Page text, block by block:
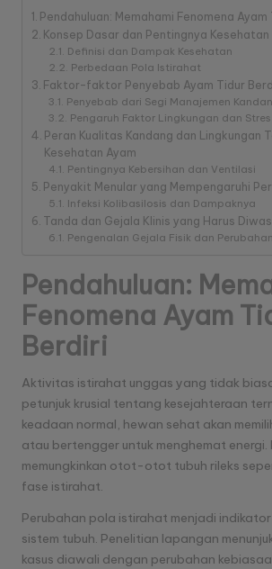
b
a
u
a
n
T
e
r
p
a
n
a
s
Pendahuluan: Memahami Fenomena
Konsep Dasar dan Pentingnya Kesehatan
Definisi dan Dampak Kesehatan
Perbedaan Pola Istirahat
Faktor-faktor Penyebab Ayam Tidur
Penyebab dari Segi Manajemen
Pengaruh Faktor Lingkungan dan Stres
Peran Kualitas Kandang dan Lingkungan
Kesehatan Ayam
Pentingnya Kebersihan dan Ventilasi
Penyakit Menular yang Mempengaruhi
Infeksi Kolibasilosis dan Dampaknya
Tanda dan Gejala Klinis yang Harus
Pengenalan Gejala Fisik dan
Pendahuluan:
Fenomena Ayam
Berdiri
Aktivitas istirahat unggas yang tidak
petunjuk krusial tentang kesejahteraan
keadaan normal, hewan sehat akan
atau bertengger untuk menghemat energi.
memungkinkan otot-otot tubuh rileks
fase istirahat.
Perubahan pola istirahat menjadi
sistem tubuh. Penelitian lapangan
kasus diawali dengan perubahan